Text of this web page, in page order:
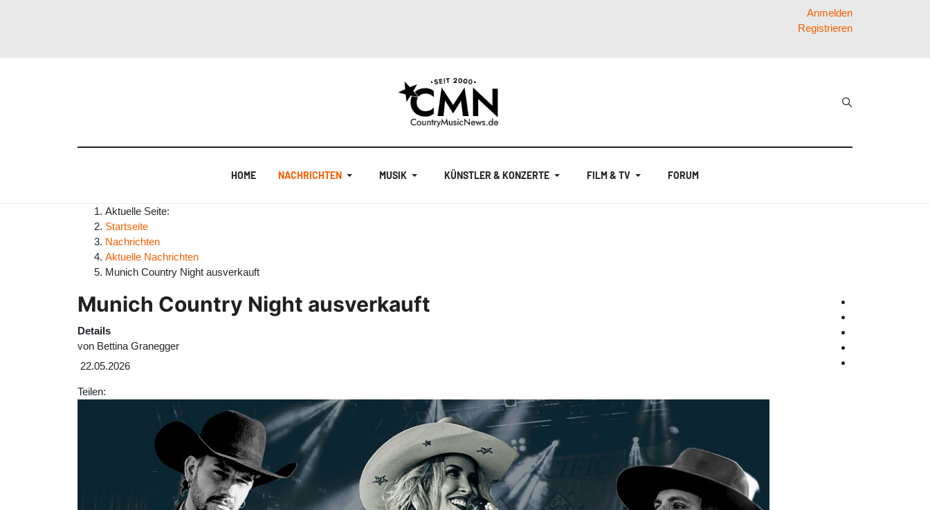
Anmelden
Registrieren
HOME NACHRICHTEN MUSIK KÜNSTLER & KONZERTE FILM & TV FORUM
Aktuelle Seite:
Startseite
Nachrichten
Aktuelle Nachrichten
Munich Country Night ausverkauft
Munich Country Night ausverkauft
Details
von Bettina Granegger
22.05.2026
Teilen: